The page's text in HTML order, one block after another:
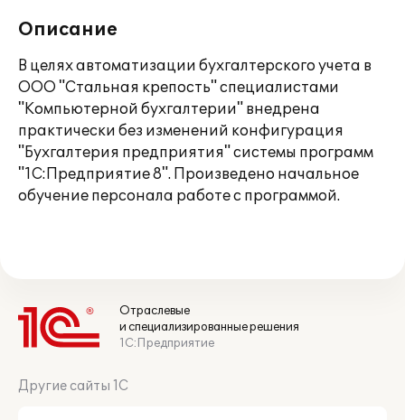
Описание
В целях автоматизации бухгалтерского учета в
ООО "Стальная крепость" специалистами
"Компьютерной бухгалтерии" внедрена
практически без изменений конфигурация
"Бухгалтерия предприятия" системы программ
"1С:Предприятие 8". Произведено начальное
обучение персонала работе с программой.
Отраслевые
и специализированные решения
1С:Предприятие
Другие сайты 1С